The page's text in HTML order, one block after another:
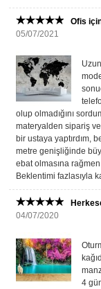
Ofis
05/07/2021
olup olmadığını
materyalden sipariş
bir ustaya yaptırdım,
metre genişliğinde
ebat olmasına
Beklentimi fazlasıyla
04/07/2020
4